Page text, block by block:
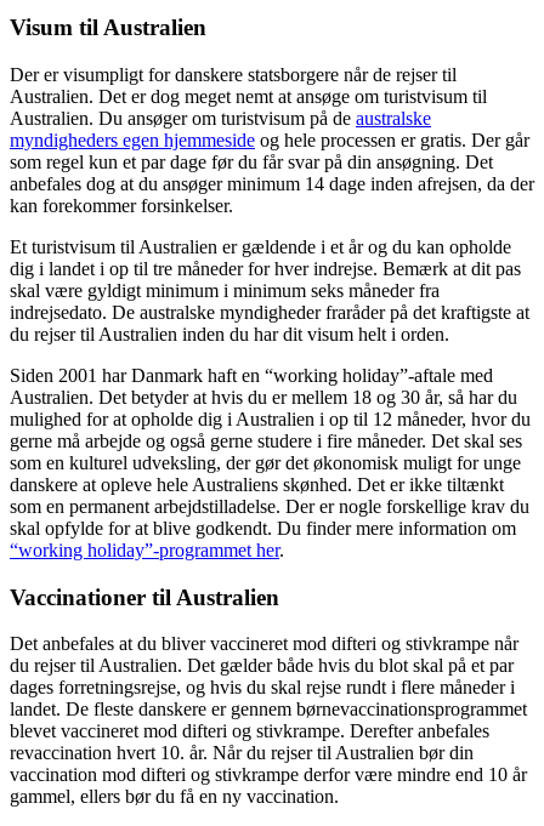
Visum til Australien
Der er visumpligt for danskere statsborgere når de rejser til
Australien. Det er dog meget nemt at ansøge om turistvisum til
Australien. Du ansøger om turistvisum på de australske
myndigheders egen hjemmeside og hele processen er gratis. Der går
som regel kun et par dage før du får svar på din ansøgning. Det
anbefales dog at du ansøger minimum 14 dage inden afrejsen, da der
kan forekommer forsinkelser.
Et turistvisum til Australien er gældende i et år og du kan opholde
dig i landet i op til tre måneder for hver indrejse. Bemærk at dit pas
skal være gyldigt minimum i minimum seks måneder fra
indrejsedato. De australske myndigheder fraråder på det kraftigste at
du rejser til Australien inden du har dit visum helt i orden.
Siden 2001 har Danmark haft en “working holiday”-aftale med
Australien. Det betyder at hvis du er mellem 18 og 30 år, så har du
mulighed for at opholde dig i Australien i op til 12 måneder, hvor du
gerne må arbejde og også gerne studere i fire måneder. Det skal ses
som en kulturel udveksling, der gør det økonomisk muligt for unge
danskere at opleve hele Australiens skønhed. Det er ikke tiltænkt
som en permanent arbejdstilladelse. Der er nogle forskellige krav du
skal opfylde for at blive godkendt. Du finder mere information om
“working holiday”-programmet her.
Vaccinationer til Australien
Det anbefales at du bliver vaccineret mod difteri og stivkrampe når
du rejser til Australien. Det gælder både hvis du blot skal på et par
dages forretningsrejse, og hvis du skal rejse rundt i flere måneder i
landet. De fleste danskere er gennem børnevaccinationsprogrammet
blevet vaccineret mod difteri og stivkrampe. Derefter anbefales
revaccination hvert 10. år. Når du rejser til Australien bør din
vaccination mod difteri og stivkrampe derfor være mindre end 10 år
gammel, ellers bør du få en ny vaccination.